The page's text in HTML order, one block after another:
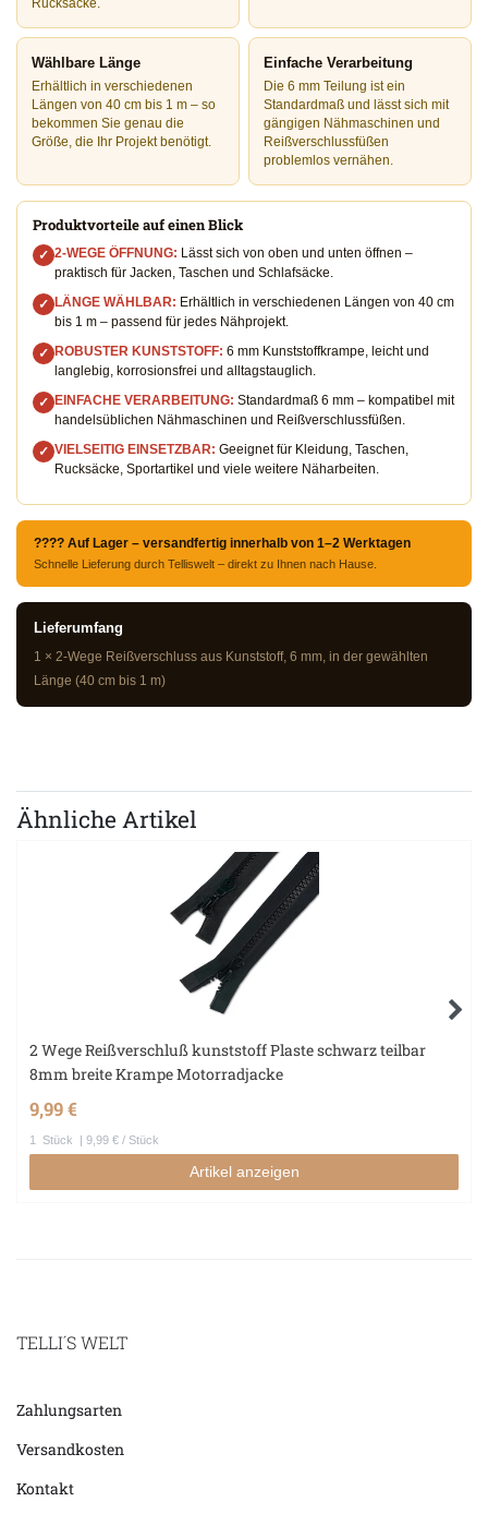
Rucksäcke.
Wählbare Länge
Erhältlich in verschiedenen
Längen von 40 cm bis 1 m – so
bekommen Sie genau die
Größe, die Ihr Projekt benötigt.
Einfache Verarbeitung
Die 6 mm Teilung ist ein
Standardmaß und lässt sich mit
gängigen Nähmaschinen und
Reißverschlussfüßen
problemlos vernähen.
Produktvorteile auf einen Blick
✓ 2-WEGE ÖFFNUNG: Lässt sich von oben und unten öffnen –
praktisch für Jacken, Taschen und Schlafsäcke.
✓ LÄNGE WÄHLBAR: Erhältlich in verschiedenen Längen von 40 cm
bis 1 m – passend für jedes Nähprojekt.
✓ ROBUSTER KUNSTSTOFF: 6 mm Kunststoffkrampe, leicht und
langlebig, korrosionsfrei und alltagstauglich.
✓ EINFACHE VERARBEITUNG: Standardmaß 6 mm – kompatibel mit
handelsüblichen Nähmaschinen und Reißverschlussfüßen.
✓ VIELSEITIG EINSETZBAR: Geeignet für Kleidung, Taschen,
Rucksäcke, Sportartikel und viele weitere Näharbeiten.
???? Auf Lager – versandfertig innerhalb von 1–2 Werktagen
Schnelle Lieferung durch Telliswelt – direkt zu Ihnen nach Hause.
Lieferumfang
1 × 2-Wege Reißverschluss aus Kunststoff, 6 mm, in der gewählten
Länge (40 cm bis 1 m)
Ähnliche Artikel
2 Wege Reißverschluß kunststoff Plaste schwarz teilbar
8mm breite Krampe Motorradjacke
9,99 €
1 Stück | 9,99 € / Stück
Artikel anzeigen
TELLI´S WELT
Zahlungsarten
Versandkosten
Kontakt